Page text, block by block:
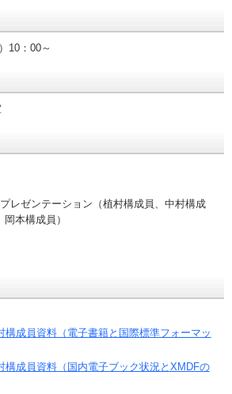
10：00～
プレゼンテーション（植村構成員、中村構成
本構成員）
構成員資料（電子書籍と国際標準フォーマッ
構成員資料（国内電子ブック状況とXMDFの